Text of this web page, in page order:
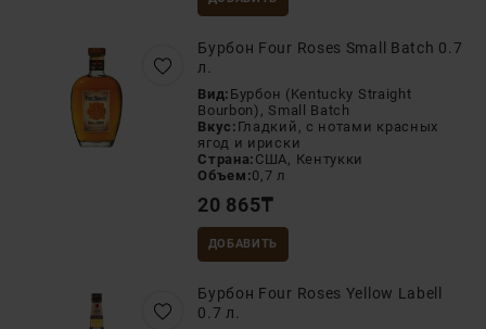
Бурбон Four Roses Small Batch 0.7
л.
Вид: Бурбон (Kentucky Straight
Bourbon), Small Batch
Вкус: Гладкий, с нотами красных
ягод и ириски
Страна: США, Кентукки
Объем:0,7 л
20 865₸
ДОБАВИТЬ
Бурбон Four Roses Yellow Labell
0.7 л.